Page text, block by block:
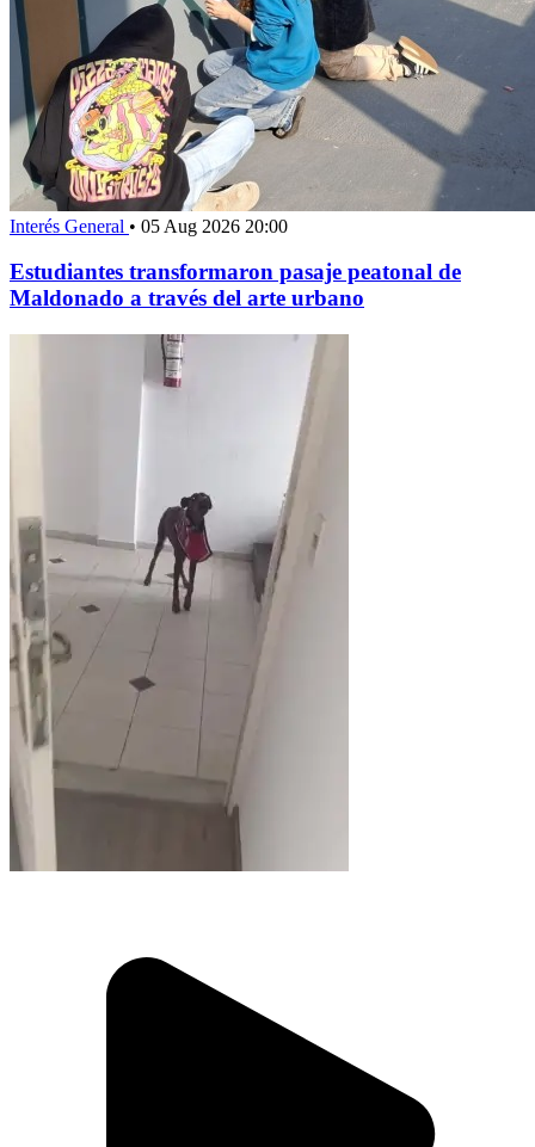
Interés General • 05 Aug 2026 20:00
Estudiantes transformaron pasaje peatonal de
Maldonado a través del arte urbano